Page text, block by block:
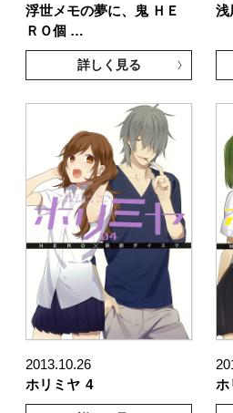
浮世メモの夢に、鬼 ＨＥ
ＲＯ個 …
詳しく見る
浅
2013.10.26
ホリミヤ 4
ホ